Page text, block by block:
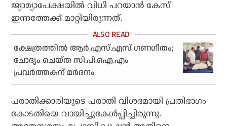
ജ്യാമ്യാപേക്ഷയിൽ വിധി പറയാൻ കേസ്
ഇന്നത്തേക്ക് മാറ്റിയിരുന്നത്.
ക്ഷേത്രത്തില്‍ ആര്‍.എസ്.എസ് ഗണഗീതം;
ചോദ്യം ചെയ്ത സി.പി.ഐ.എം
പ്രവര്‍ത്തകന് മര്‍ദനം
പരാതിക്കാരിയുടെ പരാതി വിശദമായി പ്രതിഭാഗം
കോടതിയെ വായിച്ചുകേൾപ്പിച്ചിരുന്നു.